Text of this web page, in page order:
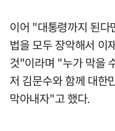
이어 "대통령까지 된다
법을 모두 장악해서 이
것"이라며 "누가 막을
저 김문수와 함께 대한
막아내자"고 했다.